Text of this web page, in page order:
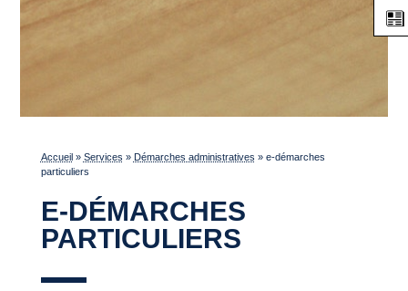
Accueil» Services » Démarches administratives » e-démarches
particuliers
E-DÉMARCHES
PARTICULIERS